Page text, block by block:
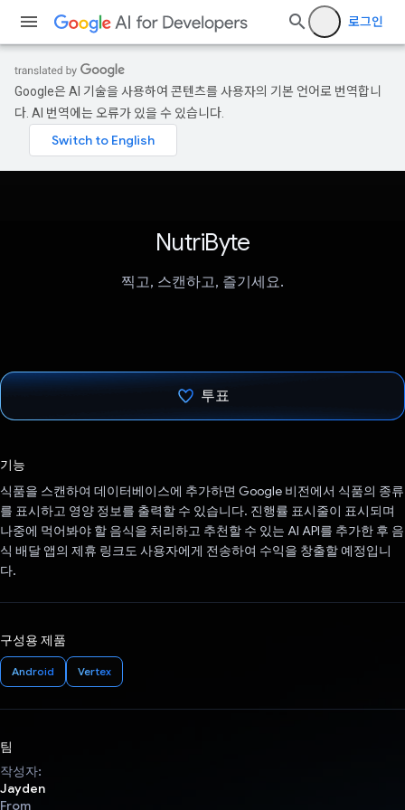
로그인
Google은 AI 기술을 사용하여 콘텐츠를 사용자의 기본 언어로 번역합니
다. AI 번역에는 오류가 있을 수 있습니다.
NutriByte
찍고, 스캔하고, 즐기세요.
투표
기능
식품을 스캔하여 데이터베이스에 추가하면 Google 비전에서 식품의 종류
를 표시하고 영양 정보를 출력할 수 있습니다. 진행률 표시줄이 표시되며
나중에 먹어봐야 할 음식을 처리하고 추천할 수 있는 AI API를 추가한 후 음
식 배달 앱의 제휴 링크도 사용자에게 전송하여 수익을 창출할 예정입니
다.
구성용 제품
Android Vertex
팀
작성자:
Jayden
From